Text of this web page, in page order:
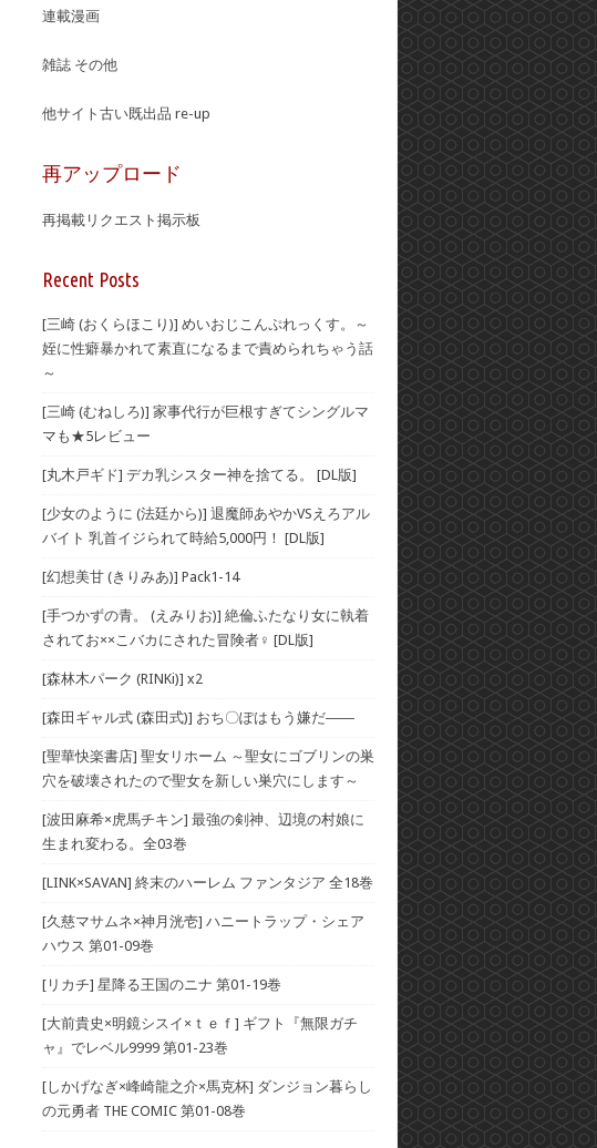
連載漫画
雑誌 その他
他サイト古い既出品 re-up
再アップロード
再掲載リクエスト掲示板
Recent Posts
[三崎 (おくらほこり)] めいおじこんぷれっくす。～
姪に性癖暴かれて素直になるまで責められちゃう話
～
[三崎 (むねしろ)] 家事代行が巨根すぎてシングルマ
マも★5レビュー
[丸木戸ギド] デカ乳シスター神を捨てる。 [DL版]
[少女のように (法廷から)] 退魔師あやかVSえろアル
バイト 乳首イジられて時給5,000円！ [DL版]
[幻想美甘 (きりみあ)] Pack1-14
[手つかずの青。 (えみりお)] 絶倫ふたなり女に執着
されてお××こバカにされた冒険者♀ [DL版]
[森林木パーク (RINKi)] x2
[森田ギャル式 (森田式)] おち〇ぽはもう嫌だ――
[聖華快楽書店] 聖女リホーム ～聖女にゴブリンの巣
穴を破壊されたので聖女を新しい巣穴にします～
[波田麻希×虎馬チキン] 最強の剣神、辺境の村娘に
生まれ変わる。全03巻
[LINK×SAVAN] 終末のハーレム ファンタジア 全18巻
[久慈マサムネ×神月洸壱] ハニートラップ・シェア
ハウス 第01-09巻
[リカチ] 星降る王国のニナ 第01-19巻
[大前貴史×明鏡シスイ×ｔｅｆ] ギフト『無限ガチ
ャ』でレベル9999 第01-23巻
[しかげなぎ×峰崎龍之介×馬克杯] ダンジョン暮らし
の元勇者 THE COMIC 第01-08巻